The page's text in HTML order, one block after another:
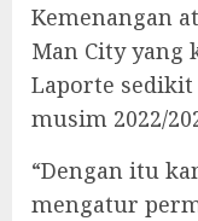
Kemenangan
Man City yang
Laporte
musim 2022/
“Dengan itu
mengatur